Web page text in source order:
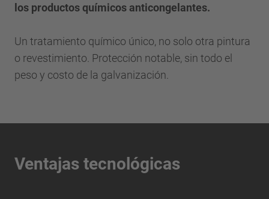
los productos químicos anticongelantes.
Un tratamiento químico único, no solo otra pintura
o revestimiento. Protección notable, sin todo el
peso y costo de la galvanización.
Ventajas tecnológicas